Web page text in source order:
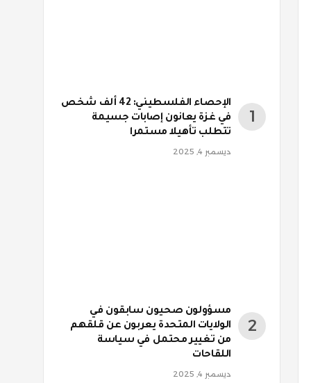
الإحصاء الفلسطيني: 42 ألف شخص
في غزة يعانون إصابات جسيمة
تتطلب تأهيلا مستمرا
ديسمبر 4, 2025
مسؤولون صحيون سابقون في
الولايات المتحدة يعربون عن قلقهم
من تغيير محتمل في سياسة
اللقاحات
ديسمبر 4, 2025